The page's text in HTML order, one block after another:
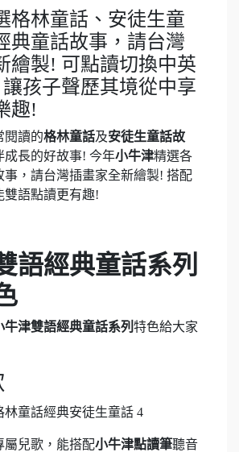
格林童話、安徒生童
典童話故事，請台灣
繪製! 可點讀切換中英
孩子聲歷其境從中享
趣!
閱讀的格林童話及安徒生童話故
成長的好故事! 今年小牛津精選各
事，請台灣插畫家全新繪製! 搭配
雙語點讀更有趣!
語經典童話系列
牛津雙語經典童話系列 特色給大家
屬兒歌，能搭配小牛津點讀筆聽音